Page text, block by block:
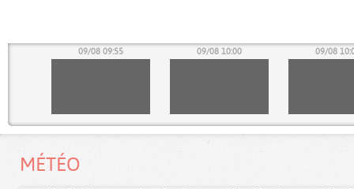
09/08 09:55 09/08 10:00 09/08
MÉTÉO